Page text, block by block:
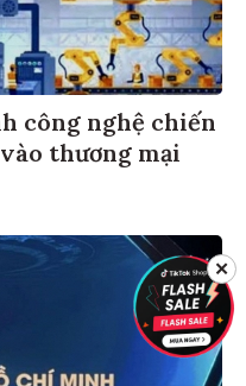
công nghệ chiến
thương mại
✕